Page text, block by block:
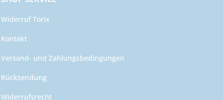
Widerruf Torix
Kontakt
Versand- und Zahlungsbedingungen
Rücksendung
Widerrufsrecht